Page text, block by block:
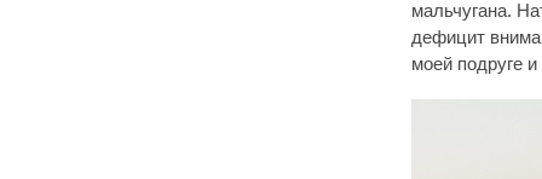
мальчугана.
дефицит
моей подруге